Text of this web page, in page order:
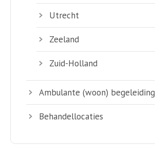
Utrecht
Zeeland
Zuid-Holland
Ambulante (woon) begeleiding
Behandellocaties